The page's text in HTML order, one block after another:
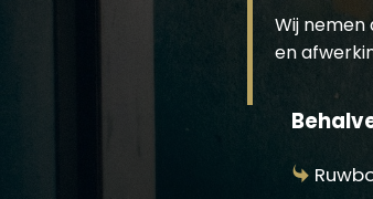
Wij nemen
en